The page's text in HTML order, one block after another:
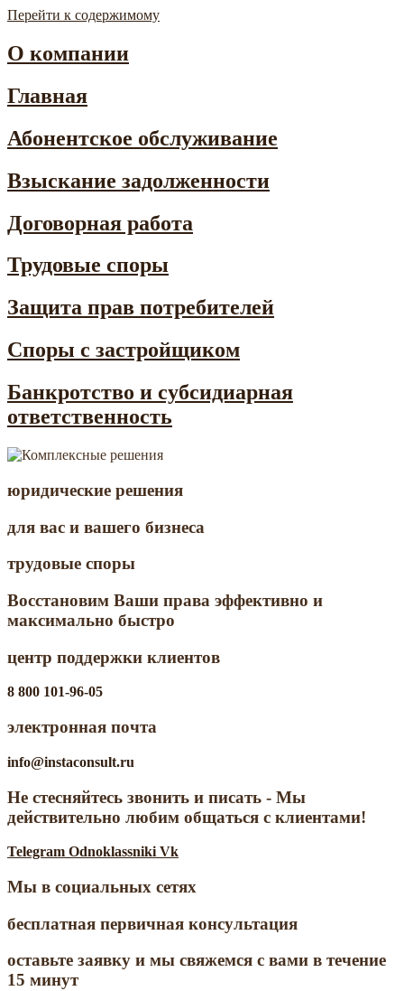
Перейти к содержимому
Instaconsult
Профессиональные юридические решения
О компании
Главная
Абонентское обслуживание
Взыскание задолженности
Договорная работа
Трудовые споры
Защита прав потребителей
Споры с застройщиком
Банкротство и субсидиарная
ответственность
юридические решения
для вас и вашего бизнеса
трудовые споры
Восстановим Ваши права эффективно и
максимально быстро
центр поддержки клиентов
8 800 101-96-05
электронная почта
info@instaconsult.ru
Не стесняйтесь звонить и писать - Мы
действительно любим общаться с клиентами!
Telegram Odnoklassniki Vk
Мы в социальных сетях
бесплатная первичная консультация
оставьте заявку и мы свяжемся с вами в течение
15 минут